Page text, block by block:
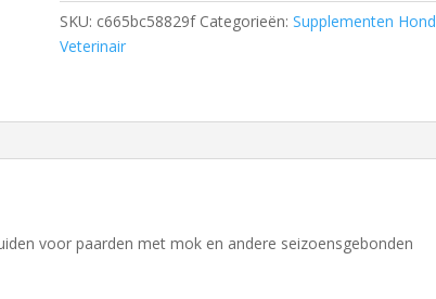
SKU: c665bc58829f Categorieën:Supplementen Hond
Veterinair
voor paarden met mok en andere seizoensgebonden